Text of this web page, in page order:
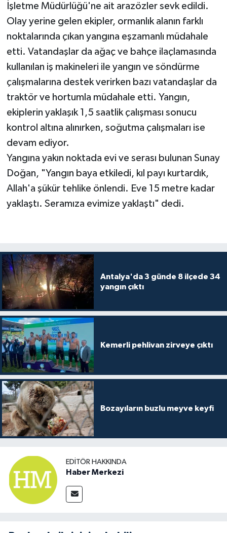
İşletme Müdürlüğü'ne ait arazözler sevk edildi.
Olay yerine gelen ekipler, ormanlık alanın farklı
noktalarında çıkan yangına eşzamanlı müdahale
etti. Vatandaşlar da ağaç ve bahçe ilaçlamasında
kullanılan iş makineleri ile yangın ve söndürme
çalışmalarına destek verirken bazı vatandaşlar da
traktör ve hortumla müdahale etti. Yangın,
ekiplerin yaklaşık 1,5 saatlik çalışması sonucu
kontrol altına alınırken, soğutma çalışmaları ise
devam ediyor.
Yangına yakın noktada evi ve serası bulunan Sunay
Doğan, "Yangın baya etkiledi, kıl payı kurtardık,
Allah'a şükür tehlike önlendi. Eve 15 metre kadar
yaklaştı. Seramıza evimize yaklaştı" dedi.
Antalya'da 3 günde 8 ilçede 34
yangın çıktı
Kemerli pehlivan zirveye çıktı
Bozayıların buzlu meyve keyfi
EDITÖR HAKKINDA
Haber Merkezi